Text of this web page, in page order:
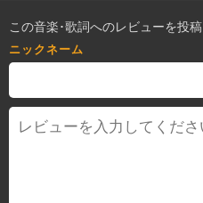
この音楽･歌詞へのレビューを投稿
ニックネーム